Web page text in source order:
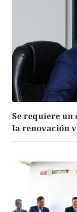
Se requiere
la renovación